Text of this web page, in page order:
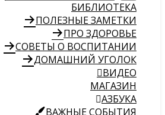
БИБЛИОТЕКА
ПОЛЕЗНЫЕ ЗАМЕТКИ
ПРО ЗДОРОВЬЕ
СОВЕТЫ О ВОСПИТАНИИ
ДОМАШНИЙ УГОЛОК
ВИДЕО
МАГАЗИН
АЗБУКА
ВАЖНЫЕ СОБЫТИЯ